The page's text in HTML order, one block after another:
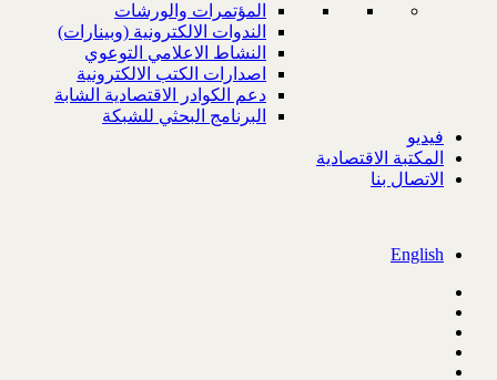
المؤتمرات والورشات
الندوات الالكترونية (وبينارات)
النشاط الاعلامي التوعوي
اصدارات الكتب الالكترونية
دعم الكوادر الاقتصادية الشابة
البرنامج البحثي للشبكة
فيديو
المكتبة الاقتصادية
الاتصال بنا
English